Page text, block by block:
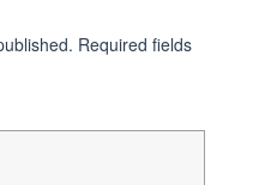
Required fields